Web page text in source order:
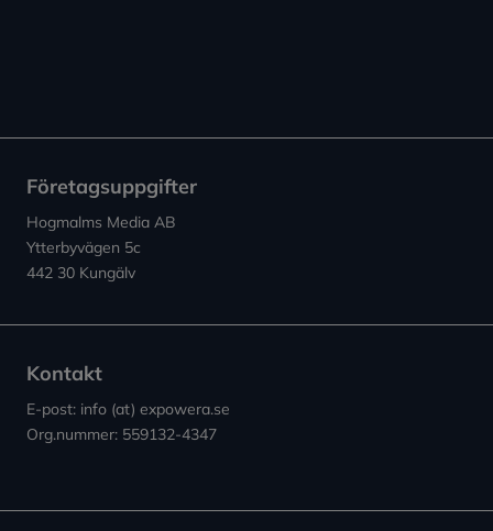
Företagsuppgifter
Hogmalms Media AB
Ytterbyvägen 5c
442 30 Kungälv
Kontakt
E-post: info (at) expowera.se
Org.nummer: 559132-4347